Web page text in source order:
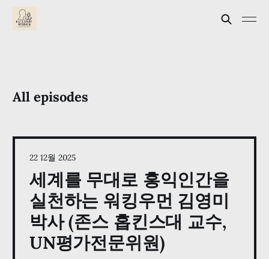
All episodes
세계를 무대로 홍익인간을
실천하는 워킹우먼 김영미
박사 (존스 홉킨스대 교수,
UN평가전문위원)
22 12월 2025